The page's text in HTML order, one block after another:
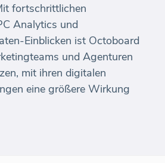
fortschrittlichen
Analytics und
Einblicken ist Octoboard
und Agenturen
mit ihren digitalen
eine größere Wirkung